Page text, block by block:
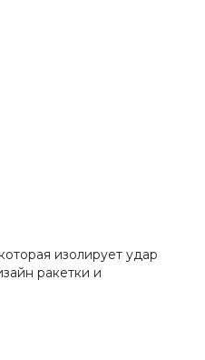
изолирует удар
ракетки и